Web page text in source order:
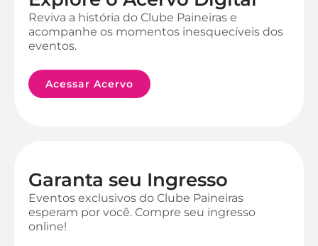
Reviva a história do Clube Paineiras e
acompanhe os momentos inesquecíveis dos
eventos.
Acessar Acervo
Garanta seu Ingresso
Eventos exclusivos do Clube Paineiras
esperam por você. Compre seu ingresso
online!